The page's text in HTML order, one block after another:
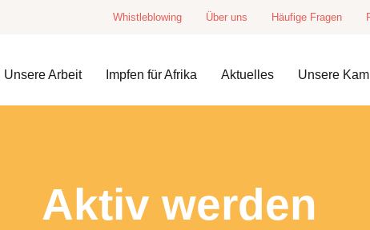
Whistleblowing Über uns Häufige Fragen
Unsere Arbeit Impfen für Afrika Aktuelles Unsere
Aktiv werden